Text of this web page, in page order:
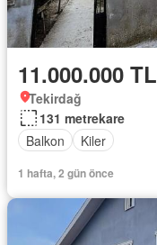
11.000.000 TL
Tekirdağ
131 metrekare
Balkon
Kiler
1 hafta, 2 gün önce